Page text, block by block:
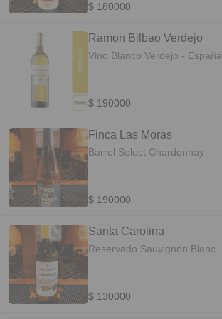
$ 180000
Ramon Bilbao Verdejo
Vino Blanco Verdejo - España
$ 190000
Finca Las Moras
Barrel Select Chardonnay
$ 190000
Santa Carolina
Reservado Sauvignon Blanc
$ 130000